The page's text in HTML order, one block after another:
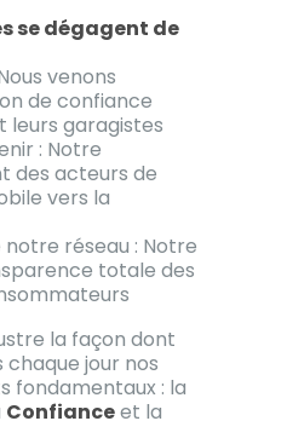
se dégagent de
venons
de confiance
leurs garagistes
: Notre
des acteurs de
vers la
notre réseau : Notre
totale des
la façon dont
jour nos
fondamentaux : la
Confianceet la